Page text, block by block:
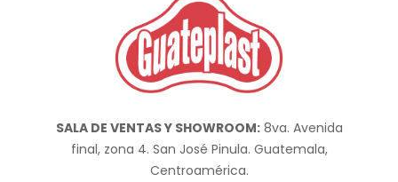
SALA DE VENTAS Y SHOWROOM:8va. Avenida
final, zona 4. San José Pinula. Guatemala,
Centroamérica.